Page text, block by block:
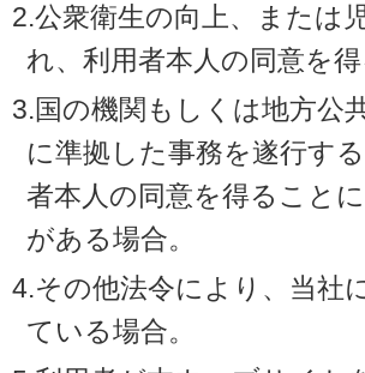
2.公衆衛生の向上、または
れ、利用者本人の同意を
3.国の機関もしくは地方公
に準拠した事務を遂行す
者本人の同意を得ること
がある場合。
4.その他法令により、当社
ている場合。